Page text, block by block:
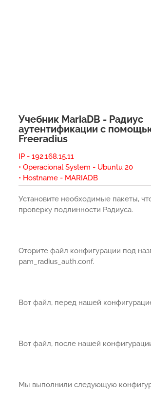
Учебник MariaDB - Радиус
аутентификации с
Freeradius
IP - 192.168.15.11
• Operacional System - Ubuntu 20
• Hostname - MARIADB
Установите необходимые пакеты,
проверку подлинности Радиуса.
Оторите файл конфигурации под
pam_radius_auth.conf.
Вот файл, перед нашей
Вот файл, после нашей
Мы выполнили следующую